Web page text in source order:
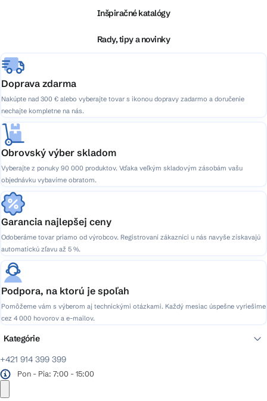
e
Inšpiračné katalógy
Rady, tipy a novinky
Doprava zdarma
Nakúpte nad 300 € alebo vyberajte tovar s ikonou dopravy zadarmo a doručenie
nechajte kompletne na nás.
Obrovský výber skladom
Vyberajte z ponuky 90 000 produktov. Vďaka veľkým skladovým zásobám vašu
objednávku vybavíme obratom.
Garancia najlepšej ceny
Odoberáme tovar priamo od výrobcov. Registrovaní zákazníci u nás navyše získavajú
automatickú zľavu až 5 %.
Podpora, na ktorú je spoľah
Pomôžeme vám s výberom aj technickými otázkami. Každý mesiac úspešne vyriešime
cez 4 000 hovorov a e-mailov.
+421 914 399 399
Pon - Pia: 7:00 - 15:00
Kategórie